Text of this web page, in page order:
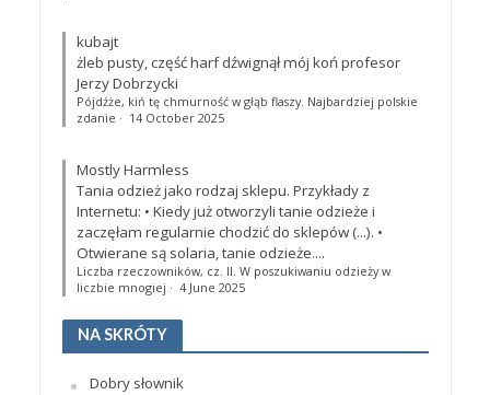
kubajt
żleb pusty, część harf dźwignął mój koń profesor
Jerzy Dobrzycki
Pójdźże, kiń tę chmurność w głąb flaszy. Najbardziej polskie
zdanie · 14 October 2025
Mostly Harmless
Tania odzież jako rodzaj sklepu. Przykłady z
Internetu: • Kiedy już otworzyli tanie odzieże i
zaczęłam regularnie chodzić do sklepów (...). •
Otwierane są solaria, tanie odzieże....
Liczba rzeczowników, cz. II. W poszukiwaniu odzieży w
liczbie mnogiej · 4 June 2025
NA SKRÓTY
Dobry słownik